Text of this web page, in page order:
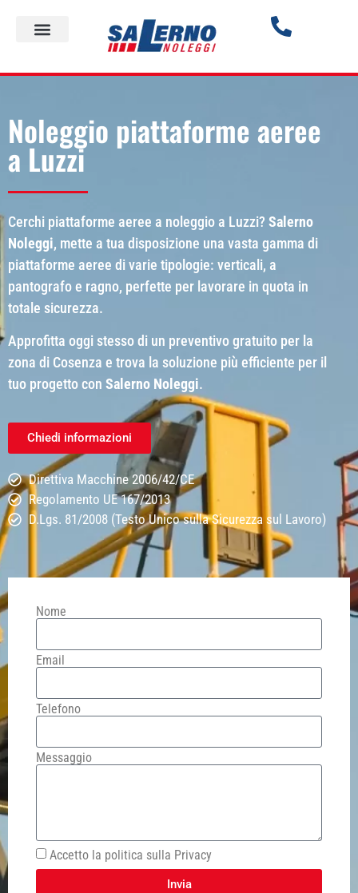
Noleggio piattaforme aeree
a Luzzi
Cerchi piattaforme aeree a noleggio a Luzzi? Salerno
Noleggi, mette a tua disposizione una vasta gamma di
piattaforme aeree di varie tipologie: verticali, a
pantografo e ragno, perfette per lavorare in quota in
totale sicurezza.
Approfitta oggi stesso di un preventivo gratuito per la
zona di Cosenza e trova la soluzione più efficiente per il
tuo progetto con Salerno Noleggi.
Chiedi informazioni
Direttiva Macchine 2006/42/CE
Regolamento UE 167/2013
D.Lgs. 81/2008 (Testo Unico sulla Sicurezza sul Lavoro)
Nome
Email
Telefono
Messaggio
Accetto la politica sulla Privacy
Invia